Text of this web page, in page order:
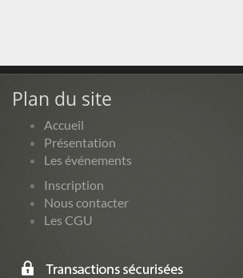
Plan du site
Accueil
Présentation
Les événements
Inscription
Nous contacter
Les CGU